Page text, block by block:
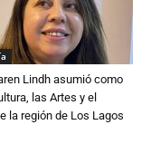
Lindh asumió como
las Artes y el
la región de Los Lagos